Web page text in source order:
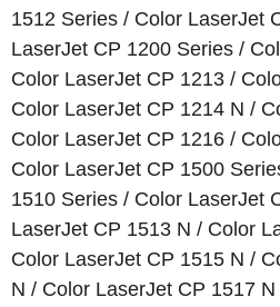
1512 Series / Color LaserJet
LaserJet CP 1200 Series /
Color LaserJet CP 1213 /
Color LaserJet CP 1214 N /
Color LaserJet CP 1216 /
Color LaserJet CP 1500
1510 Series / Color LaserJet
LaserJet CP 1513 N / Color
Color LaserJet CP 1515 N /
N / Color LaserJet CP 1517